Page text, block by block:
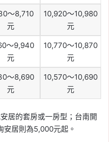
～8,710
元
10,920～10,980
元
～9,940
元
10,770～10,870
元
～8,690
元
10,570～10,690
元
居的套房或一房型；台南開
居則為5,000元起。